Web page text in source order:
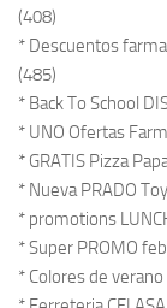
(408)
* Descuentos
(485)
* Back To School
* UNO Ofertas
* GRATIS Pizza
* Nueva PRADO
* promotions
* Super PROMO
* Colores de